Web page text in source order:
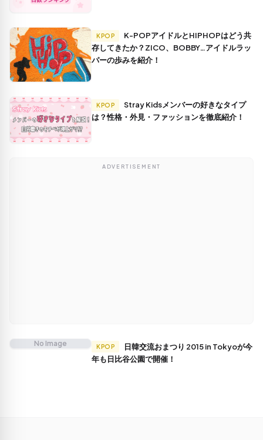
KPOP
存してきたか？ZICO、BOBBY…アイドルラッ
パーの歩みを紹介！
KPOP
は？性格・外見・ファッションを徹底紹介！
ADVERTISEMENT
No Image KPOP
年も日比谷公園で開催！